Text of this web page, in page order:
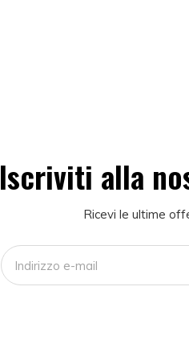
Iscriviti alla
Ricevi le ultime